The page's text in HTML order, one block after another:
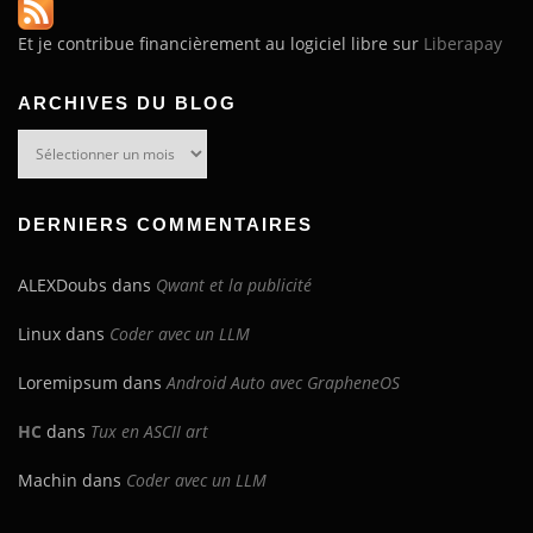
Et je contribue financièrement au logiciel libre sur Liberapay
ARCHIVES DU BLOG
DERNIERS COMMENTAIRES
ALEXDoubs dans Qwant et la publicité
Linux dans Coder avec un LLM
Loremipsum dans Android Auto avec GrapheneOS
HC dans Tux en ASCII art
Machin dans Coder avec un LLM